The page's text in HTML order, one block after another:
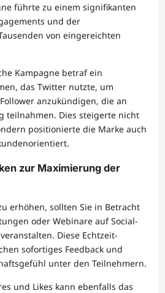
führte zu einem signifikanten
und der
von eingereichten
Kampagne betraf ein
das Twitter nutzte, um
anzukündigen, die an
teilnahmen. Dies steigerte nicht
positionierte die Marke auch
zur Maximierung der
erhöhen, sollten Sie in Betracht
oder Webinare auf Social-
Diese Echtzeit-
sofortiges Feedback und
unter den Teilnehmern.
und Likes kann ebenfalls das